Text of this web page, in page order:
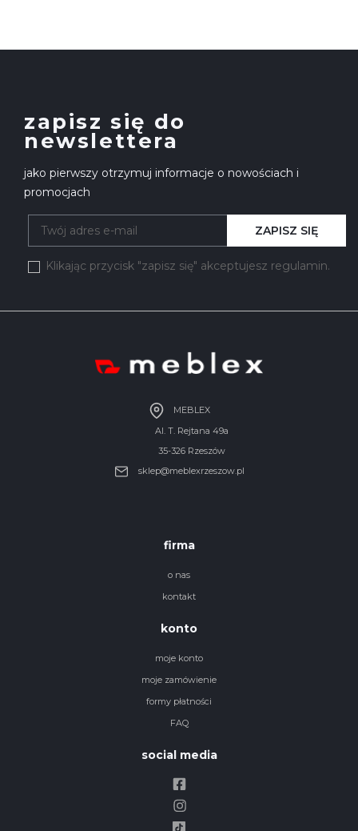
zapisz się do
newslettera
jako pierwszy otrzymuj informacje o nowościach i
promocjach
Klikając przycisk "zapisz się" akceptujesz regulamin.
ZAPISZ SIĘ
MEBLEX
Al. T. Rejtana 49a
35-326 Rzeszów
sklep@meblexrzeszow.pl
firma
o nas
kontakt
konto
moje konto
moje zamówienie
formy płatności
FAQ
social media